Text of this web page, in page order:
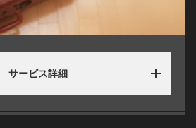
サービス詳細